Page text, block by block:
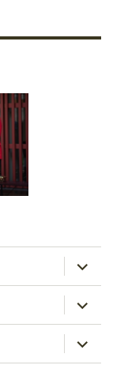
izvērst
izvērst
izvērst